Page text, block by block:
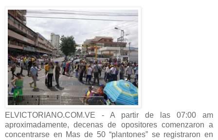
ELVICTORIANO.COM.VE - A partir de las 07:00 am
aproximadamente, decenas de opositores comenzaron a
concentrarse en Mas de 50 “plantones” se registraron en